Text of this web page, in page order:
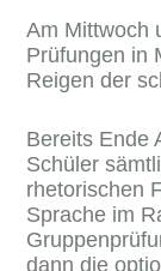
Am Mittwoch
Prüfungen in
Reigen der
Bereits Ende
Schüler
rhetorischen
Sprache im
dann die